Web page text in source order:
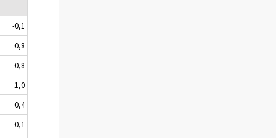
-0,1
0,8
0,8
1,0
0,4
-0,1